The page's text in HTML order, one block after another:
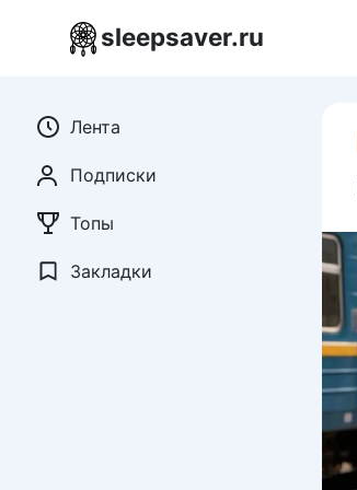
sleepsaver.ru
Лента
Подписки
Топы
Закладки